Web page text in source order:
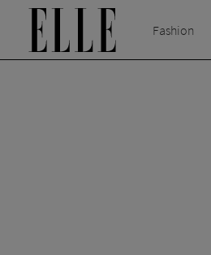
Fashion